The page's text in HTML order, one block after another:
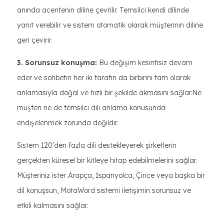
anında acentenin diline çevrilir. Temsilci kendi dilinde
yanıt verebilir ve sistem otomatik olarak müşterinin diline
geri çevirir.
3. Sorunsuz konuşma: Bu değişim kesintisiz devam
eder ve sohbetin her iki tarafın da birbirini tam olarak
anlamasıyla doğal ve hızlı bir şekilde akmasını sağlar.Ne
müşteri ne de temsilci dili anlama konusunda
endişelenmek zorunda değildir.
Sistem 120'den fazla dili destekleyerek şirketlerin
gerçekten küresel bir kitleye hitap edebilmelerini sağlar.
Müşteriniz ister Arapça, İspanyolca, Çince veya başka bir
dil konuşsun, MotaWord sistemi iletişimin sorunsuz ve
etkili kalmasını sağlar.